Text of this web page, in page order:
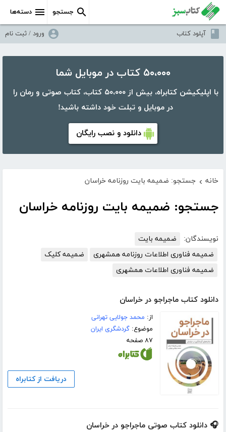
دسته‌ها جستجو
آپلود کتاب ورود / ثبت نام
۵۰،۰۰۰ کتاب در موبایل شما
با اپلیکیشن کتابراه، بیش از ۵۰،۰۰۰ کتاب، کتاب صوتی و رمان را
در موبایل و تبلت خود داشته باشید!
دانلود و نصب رایگان
خانه › جستجو: ضمیمه بایت روزنامه خراسان
جستجو: ضمیمه بایت روزنامه خراسان
نویسندگان:
ضمیمه بایت
ضمیمه فناوری اطلاعات روزنامه همشهری
ضمیمه کلیک
ضمیمه فناوری اطلاعات همشهری
دانلود کتاب ماجراجو در خراسان
از: محمد جولایی تهرانی
موضوع:گردشگری ایران
۸۷ صفحه
دریافت از کتابراه
🎧 دانلود کتاب صوتی ماجراجو در خراسان